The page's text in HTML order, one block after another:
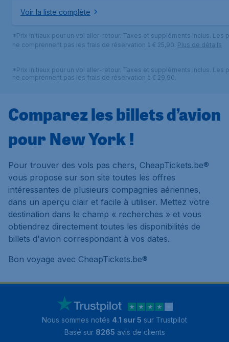
Voir la liste complète
*Prix initiaux pour un vol aller-retour. Taxes et suppléments inclus. Les
ne comprennent pas les frais de réservation à € 25,90. Plus de détails
*Prix initiaux pour un vol aller-retour. Taxes et suppléments inclus. Les
ne comprennent pas les frais de réservation à € 29,90.
Comparez les billets d’avion
pour New York !
Pour trouver des vols pas chers, CheapTickets.be®
vous propose sur son site toutes les offres
intéressantes de plusieurs compagnies aériennes,
dans un aperçu clair et facile à utiliser. Mettez votre
destination dans le champ « recherches » et vous
obtiendrez directement toutes les disponibilités de
billets d'avion correspondant à vos dates.
Bon voyage avec CheapTickets.be®
Nous sommes notés 4.1 sur 5 sur Trustpilot
Basé sur 8265 avis de clients